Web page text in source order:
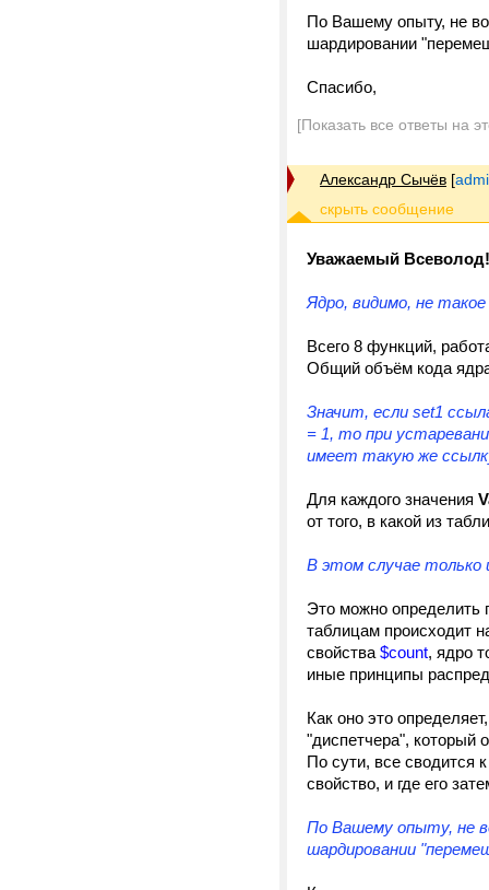
По Вашему опыту, не
шардировании
Спасибо,
[Показать все ответы на
Александр Сычёв [
Уважаемый Всеволод!
Ядро, видимо, не
Всего 8 функций,
Общий объём кода
Значит, если set1
= 1, то при
имеет такую же
Для каждого значения
от того, в какой из
В этом случае только
Это можно определить
таблицам происходит
свойства $count, ядро
иные принципы
Как оно это
"диспетчера", который
По сути, все сводится
свойство, и где его
По Вашему опыту, не
шардировании